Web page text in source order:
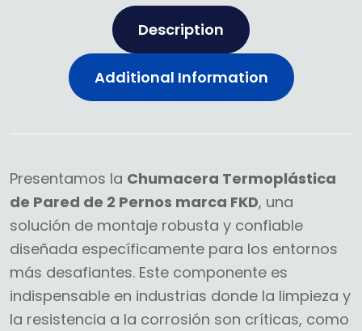
Description
Additional Information
Presentamos la Chumacera Termoplástica
de Pared de 2 Pernos marca FKD, una
solución de montaje robusta y confiable
diseñada específicamente para los entornos
más desafiantes. Este componente es
indispensable en industrias donde la limpieza y
la resistencia a la corrosión son críticas, como